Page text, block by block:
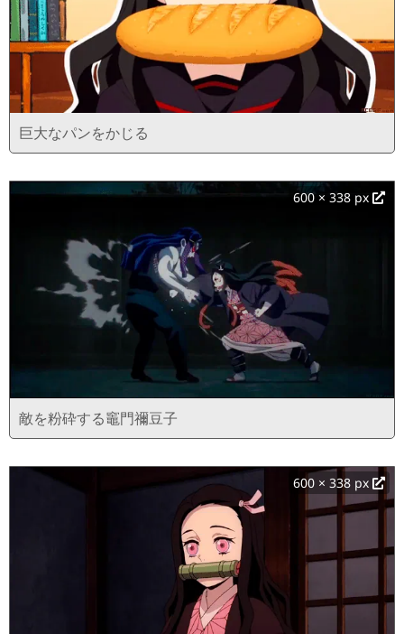
巨大なパンをかじる
600 × 338 px
敵を粉砕する竈門禰豆子
600 × 338 px